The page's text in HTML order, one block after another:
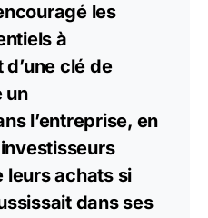
les
à
clé de
un
l’entreprise, en
achats si
dans ses